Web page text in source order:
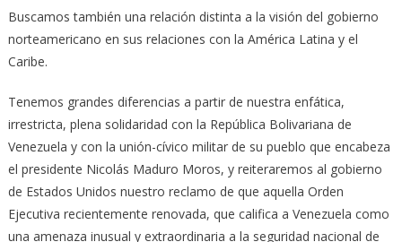
Buscamos también una relación distinta a la visión del gobierno
norteamericano en sus relaciones con la América Latina y el
Caribe.
Tenemos grandes diferencias a partir de nuestra enfática,
irrestricta, plena solidaridad con la República Bolivariana de
Venezuela y con la unión-cívico militar de su pueblo que encabeza
el presidente Nicolás Maduro Moros, y reiteraremos al gobierno
de Estados Unidos nuestro reclamo de que aquella Orden
Ejecutiva recientemente renovada, que califica a Venezuela como
una amenaza inusual y extraordinaria a la seguridad nacional de